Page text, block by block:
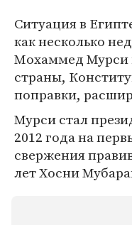
Ситуация в
как несколько
Мохаммед Мурси
страны,
поправки,
Мурси стал
2012 года на
свержения
лет Хосни